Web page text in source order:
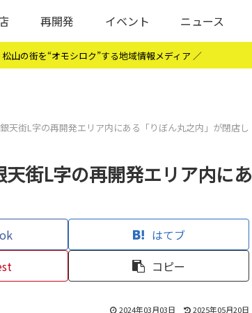
再開発 イベント ニュース
松山の街を“オモシロク”する地域情報メディア ／
天街L字の再開発エリア内にある「りぼん丸之内」が閉店し
天街L字の再開発エリア内にあ
はてブ
コピー
2024年03月03日 2025年05月20日